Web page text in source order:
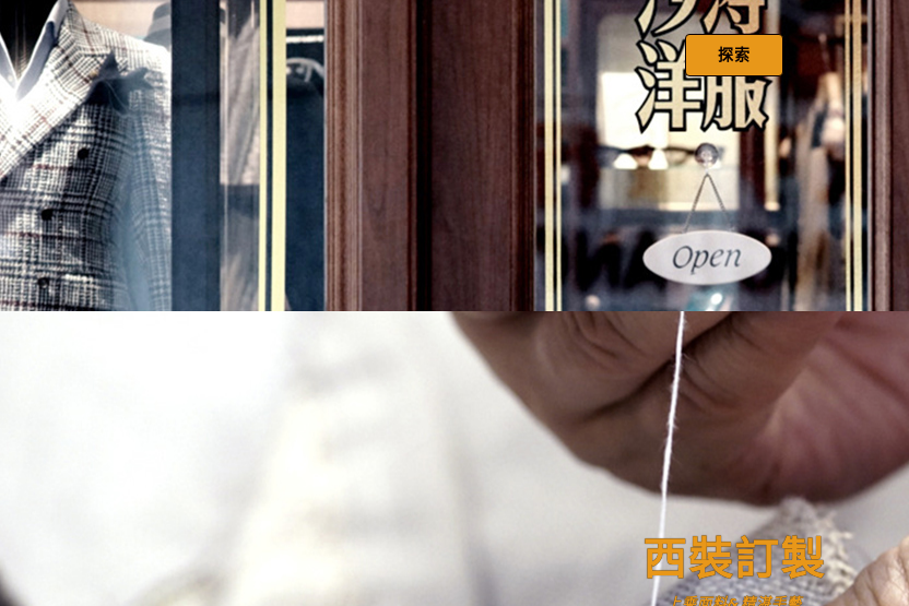
探索
西裝訂製